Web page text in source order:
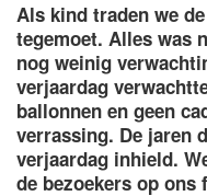
Als kind traden we
tegemoet. Alles was
nog weinig
verjaardag
ballonnen en geen
verrassing. De jaren
verjaardag inhield.
de bezoekers op ons